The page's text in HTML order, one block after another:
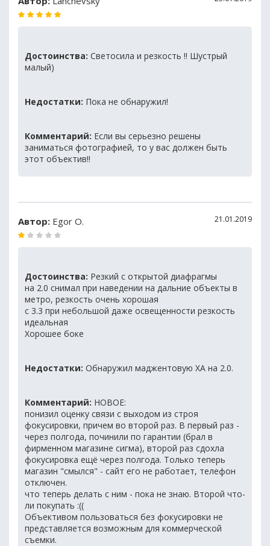
Достоинства: Светосила и резкость !! Шустрый
малый)
Недостатки: Пока не обнаружил!
Комментарий: Если вы серьезно решены
заниматься фотографией, то у вас должен быть
этот объектив!!
Автор: Egor O. 21.01.2019
Достоинства: Резкий с открытой диафрагмы
на 2.0 снимал при наведении на дальние объекты в
метро, резкость очень хорошая
с 3.3 при небольшой даже освещенности резкость
идеальная
Хорошее боке
Недостатки: Обнаружил маджентовую ХА на 2.0.
Комментарий: НОВОЕ:
понизил оценку связи с выходом из строя
фокусировки, причем во второй раз. В первый раз -
через полгода, починили по гарантии (брал в
фирменном магазине сигма), второй раз сдохла
фокусировка ещё через полгода. Только теперь
магазин "смылся" - сайт его не работает, телефон
отключен.
что теперь делать с ним - пока не знаю. Второй что-
ли покупать :((
Объективом пользоваться без фокусировки не
представляется возможным для коммерческой
съемки.